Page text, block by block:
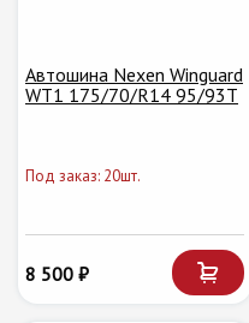
Автошина Nexen Winguard
WT1 175/70/R14 95/93T
Под заказ: 20шт.
8 500 ₽